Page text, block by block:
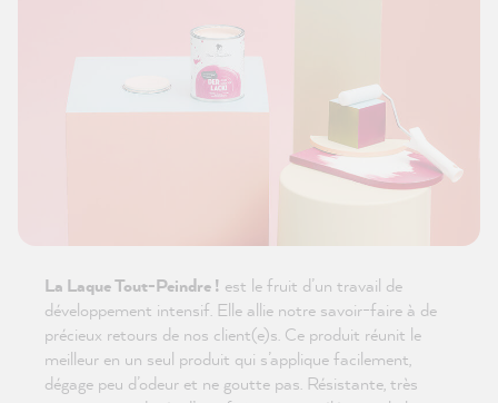
La Laque Tout-Peindre ! est le fruit d’un travail de
développement intensif. Elle allie notre savoir-faire à de
précieux retours de nos client(e)s. Ce produit réunit le
meilleur en un seul produit qui s’applique facilement,
dégage peu d’odeur et ne goutte pas. Résistante, très